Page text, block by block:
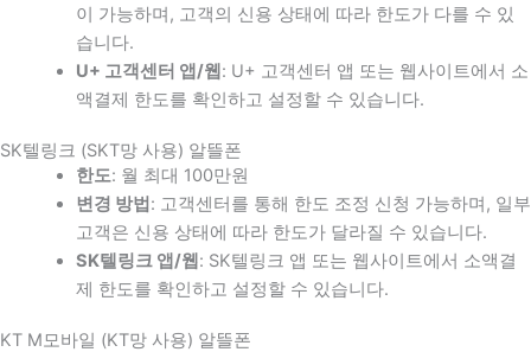
이 가능하며, 고객의 신용 상태에 따라 한도가 다를 수 있
습니다.
U+ 고객센터 앱/웹 : U+ 고객센터 앱 또는 웹사이트에서 소
액결제 한도를 확인하고 설정할 수 있습니다.
SK텔링크 (SKT망 사용) 알뜰폰
한도: 월 최대 100만원
변경 방법 : 고객센터를 통해 한도 조정 신청 가능하며, 일부
고객은 신용 상태에 따라 한도가 달라질 수 있습니다.
SK텔링크 앱/웹 : SK텔링크 앱 또는 웹사이트에서 소액결
제 한도를 확인하고 설정할 수 있습니다.
KT M모바일 (KT망 사용) 알뜰폰